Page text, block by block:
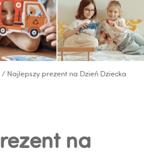
/ Najlepszy prezent na Dzień Dziecka
na